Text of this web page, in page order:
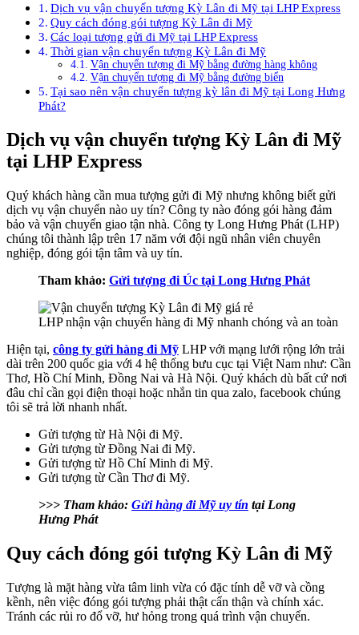
Dịch vụ vận chuyển tượng Kỳ Lân đi Mỹ tại LHP Express
Quy cách đóng gói tượng Kỳ Lân đi Mỹ
Các loại tượng gửi đi Mỹ tại LHP Express
Thời gian vận chuyển tượng Kỳ Lân đi Mỹ
Vận chuyển tượng đi Mỹ bằng đường hàng không
Vận chuyển tượng đi Mỹ bằng đường biển
Tại sao nên vận chuyển tượng kỳ lân đi Mỹ tại Long Hưng
Phát?
Dịch vụ vận chuyển tượng Kỳ Lân đi Mỹ
tại LHP Express
Quý khách hàng cần mua tượng gửi đi Mỹ nhưng không biết gửi
dịch vụ vận chuyển nào uy tín? Công ty nào đóng gói hàng đảm
bảo và vận chuyển giao tận nhà. Công ty Long Hưng Phát (LHP)
chúng tôi thành lập trên 17 năm với đội ngũ nhân viên chuyên
nghiệp, đóng gói tận tâm và uy tín.
Tham khảo: Gửi tượng đi Úc tại Long Hưng Phát
LHP nhận vận chuyển hàng đi Mỹ nhanh chóng và an toàn
Hiện tại, công ty gửi hàng đi Mỹ LHP với mạng lưới rộng lớn trải
dài trên 200 quốc gia với 4 hệ thống bưu cục tại Việt Nam như: Cần
Thơ, Hồ Chí Minh, Đồng Nai và Hà Nội. Quý khách dù bất cứ nơi
đâu chỉ cần gọi điện thoại hoặc nhắn tin qua zalo, facebook chúng
tôi sẽ trả lời nhanh nhất.
Gửi tượng từ Hà Nội đi Mỹ.
Gửi tượng từ Đồng Nai đi Mỹ.
Gửi tượng từ Hồ Chí Minh đi Mỹ.
Gửi tượng từ Cần Thơ đi Mỹ.
>>> Tham khảo: Gửi hàng đi Mỹ uy tín tại Long
Hưng Phát
Quy cách đóng gói tượng Kỳ Lân đi Mỹ
Tượng là mặt hàng vừa tâm linh vừa có đặc tính dễ vỡ và cồng
kềnh, nên việc đóng gói tượng phải thật cẩn thận và chính xác.
Tránh các rủi ro đổ vỡ, hư hỏng trong quá trình vận chuyển.